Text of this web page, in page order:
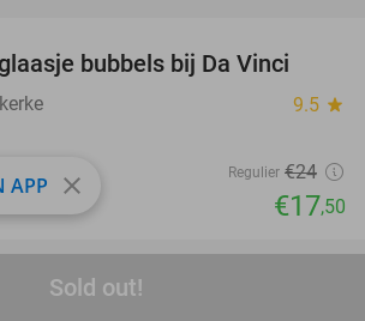
Sold out!
bubbels bij Da Vinci
9.5 star
Regulier €24
€17,50
naar keuze
APP close